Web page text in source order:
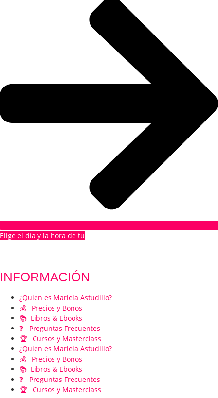
Elige el día y la hora de tu
INFORMACIÓN
¿Quién es Mariela Astudillo?
💰 Precios y Bonos
📚 Libros & Ebooks
❓ Preguntas Frecuentes
🏆 Cursos y Masterclass
¿Quién es Mariela Astudillo?
💰 Precios y Bonos
📚 Libros & Ebooks
❓ Preguntas Frecuentes
🏆 Cursos y Masterclass